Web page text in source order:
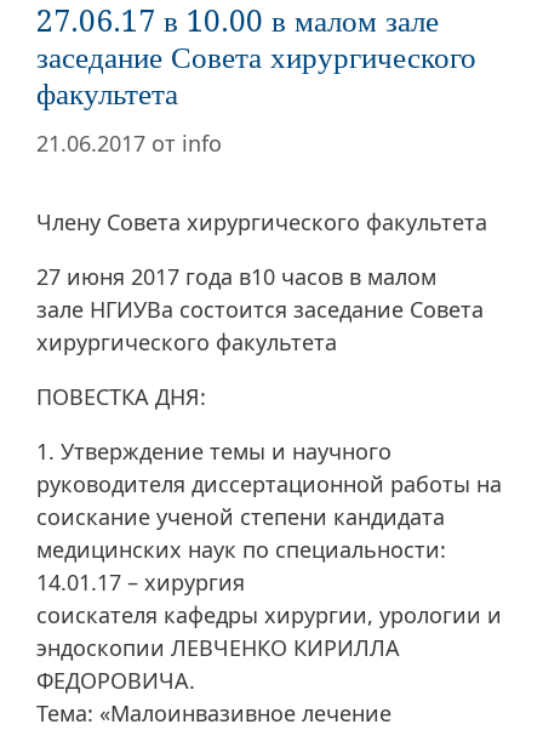
27.06.17 в 10.00 в малом зале
заседание Совета хирургического
факультета
21.06.2017 от info
Члену Совета хирургического факультета
27 июня 2017 года в10 часов в малом
зале НГИУВа состоится заседание Совета
хирургического факультета
ПОВЕСТКА ДНЯ:
1. Утверждение темы и научного
руководителя диссертационной работы на
соискание ученой степени кандидата
медицинских наук по специальности:
14.01.17 – хирургия
соискателя кафедры хирургии, урологии и
эндоскопии ЛЕВЧЕНКО КИРИЛЛА
ФЕДОРОВИЧА.
Тема: «Малоинвазивное лечение